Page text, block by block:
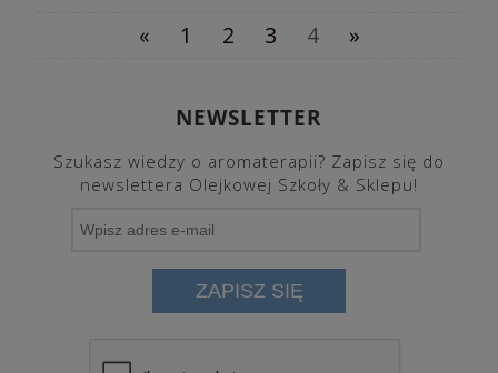
« 1 2 3 4 »
NEWSLETTER
Szukasz wiedzy o aromaterapii? Zapisz się do
newslettera Olejkowej Szkoły & Sklepu!
ZAPISZ SIĘ